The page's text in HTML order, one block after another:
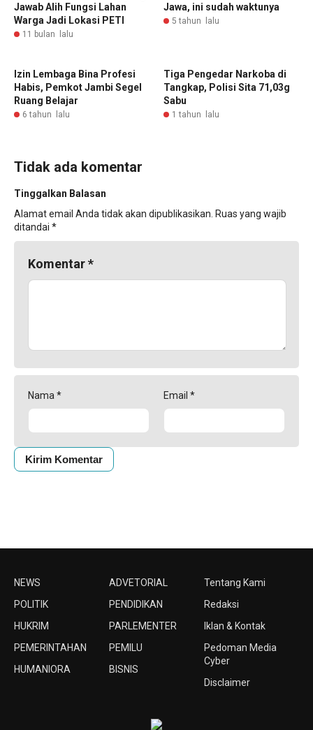
Jawab Alih Fungsi Lahan
Warga Jadi Lokasi PETI
11 bulan lalu
Jawa, ini sudah waktunya
5 tahun lalu
Izin Lembaga Bina Profesi
Habis, Pemkot Jambi Segel
Ruang Belajar
6 tahun lalu
Tiga Pengedar Narkoba di
Tangkap, Polisi Sita 71,03g
Sabu
1 tahun lalu
Tidak ada komentar
Tinggalkan Balasan
Alamat email Anda tidak akan dipublikasikan. Ruas yang wajib
ditandai *
Komentar*
Nama * Email *
NEWS
POLITIK
HUKRIM
PEMERINTAHAN
HUMANIORA
ADVETORIAL
PENDIDIKAN
PARLEMENTER
PEMILU
BISNIS
Tentang Kami
Redaksi
Iklan & Kontak
Pedoman Media
Cyber
Disclaimer